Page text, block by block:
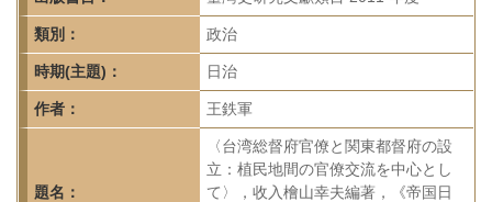
灣
史
研
究
類別： 政治
時期(主題)： 日治
作者： 王鉄軍
題名：
〈台湾総督府官僚と関東都督府の設
立：植民地間の官僚交流を中心とし
て〉，收入檜山幸夫編著，《帝国日